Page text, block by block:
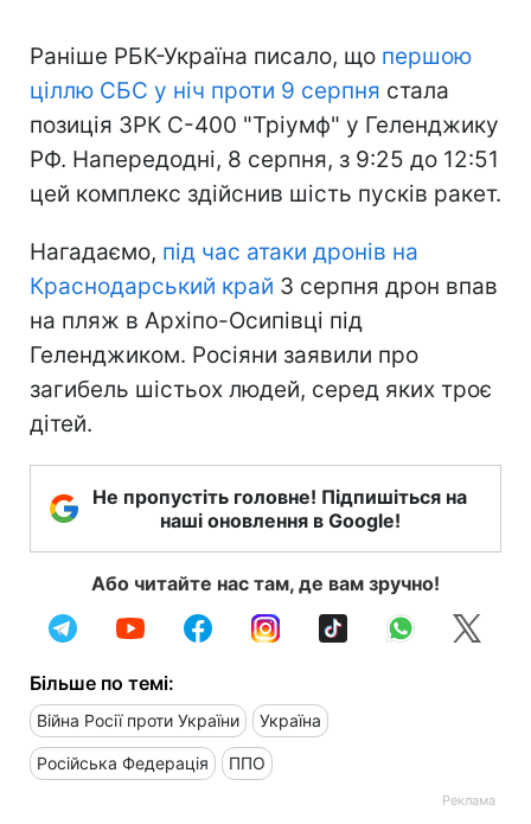
Раніше РБК-Україна писало, що першою
ціллю СБС у ніч проти 9 серпня стала
позиція ЗРК С-400 "Тріумф" у Геленджику
РФ. Напередодні, 8 серпня, з 9:25 до 12:51
цей комплекс здійснив шість пусків ракет.
Нагадаємо, під час атаки дронів на
Краснодарський край 3 серпня дрон впав
на пляж в Архіпо-Осипівці під
Геленджиком. Росіяни заявили про
загибель шістьох людей, серед яких троє
дітей.
Не пропустіть головне! Підпишіться на
наші оновлення в Google!
Або читайте нас там, де вам зручно!
Більше по темі:
Війна Росії проти України Україна
Російська Федерація ППО